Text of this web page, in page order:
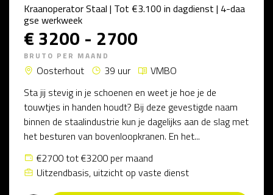
Kraanoperator Staal | Tot €3.100 in dagdienst | 4-daa
gse werkweek
€ 3200 - 2700
BRUTO PER MAAND
Oosterhout 39 uur
VMBO
Sta jij stevig in je schoenen en weet je hoe je de
touwtjes in handen houdt? Bij deze gevestigde naam
binnen de staalindustrie kun je dagelijks aan de slag met
het besturen van bovenloopkranen. En het...
€2700 tot €3200 per maand
Uitzendbasis, uitzicht op vaste dienst